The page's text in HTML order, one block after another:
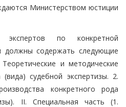
Министерством юстиции
экспертов по конкретной
должны содержать следующие
и методические
судебной экспертизы. 2.
конкретного рода
II. Специальная часть (1.